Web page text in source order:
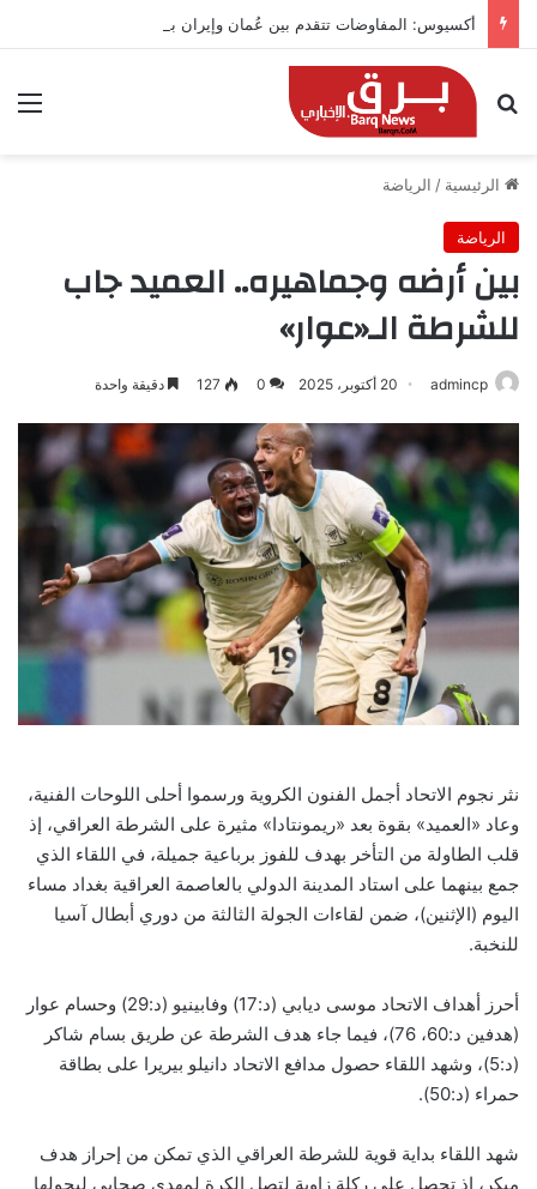
أكسيوس: المفاوضات تتقدم بين عُمان وإيران بشأن هرمز
بحث عن
الرئيسية / الرياضة
الرياضة
بين أرضه وجماهيره.. العميد جاب
للشرطة الـ«عوار»
admincp 20 أكتوبر، 2025 0
127 دقيقة واحدة
نثر نجوم الاتحاد أجمل الفنون الكروية ورسموا أحلى اللوحات الفنية،
وعاد «العميد» بقوة بعد «ريمونتادا» مثيرة على الشرطة العراقي، إذ
قلب الطاولة من التأخر بهدف للفوز برباعية جميلة، في اللقاء الذي
جمع بينهما على استاد المدينة الدولي بالعاصمة العراقية بغداد مساء
اليوم (الإثنين)، ضمن لقاءات الجولة الثالثة من دوري أبطال آسيا
للنخبة.
أحرز أهداف الاتحاد موسى ديابي (د:17) وفابينيو (د:29) وحسام عوار
(هدفين د:60، 76)، فيما جاء هدف الشرطة عن طريق بسام شاكر
(د:5)، وشهد اللقاء حصول مدافع الاتحاد دانيلو بيريرا على بطاقة
حمراء (د:50).
شهد اللقاء بداية قوية للشرطة العراقي الذي تمكن من إحراز هدف
مبكر، إذ تحصل على ركلة زاوية لتصل الكرة لمهدي صحابي ليحولها